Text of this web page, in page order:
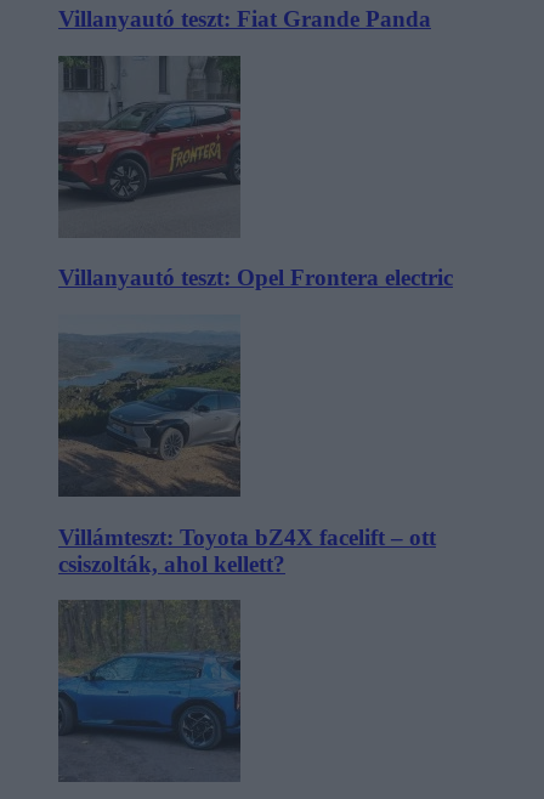
Villanyautó teszt: Fiat Grande Panda
Villanyautó teszt: Opel Frontera electric
Villámteszt: Toyota bZ4X facelift – ott
csiszolták, ahol kellett?